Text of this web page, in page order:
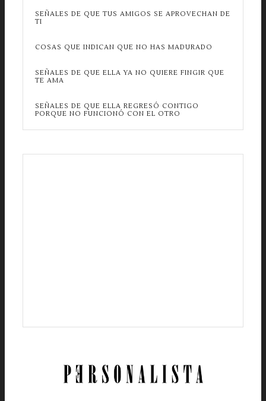
SEÑALES DE QUE TUS AMIGOS SE APROVECHAN DE
TI
COSAS QUE INDICAN QUE NO HAS MADURADO
SEÑALES DE QUE ELLA YA NO QUIERE FINGIR QUE
TE AMA
SEÑALES DE QUE ELLA REGRESÓ CONTIGO
PORQUE NO FUNCIONÓ CON EL OTRO